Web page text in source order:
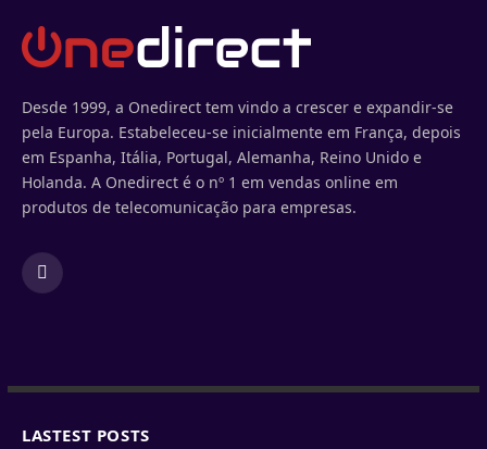
Desde 1999, a Onedirect tem vindo a crescer e expandir-se
pela Europa. Estabeleceu-se inicialmente em França, depois
em Espanha, Itália, Portugal, Alemanha, Reino Unido e
Holanda. A Onedirect é o nº 1 em vendas online em
produtos de telecomunicação para empresas.
Facebook
LASTEST POSTS